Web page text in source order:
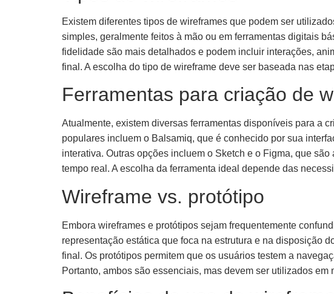
Existem diferentes tipos de wireframes que podem ser
simples, geralmente feitos à mão ou em ferramentas digitais
fidelidade são mais detalhados e podem incluir interações,
final. A escolha do tipo de wireframe deve ser baseada nas
Ferramentas para criação de
Atualmente, existem diversas ferramentas disponíveis para a
populares incluem o Balsamiq, que é conhecido por sua
interativa. Outras opções incluem o Sketch e o Figma, que
tempo real. A escolha da ferramenta ideal depende das
Wireframe vs. protótipo
Embora wireframes e protótipos sejam frequentemente
representação estática que foca na estrutura e na disposição
final. Os protótipos permitem que os usuários testem a
Portanto, ambos são essenciais, mas devem ser utilizados